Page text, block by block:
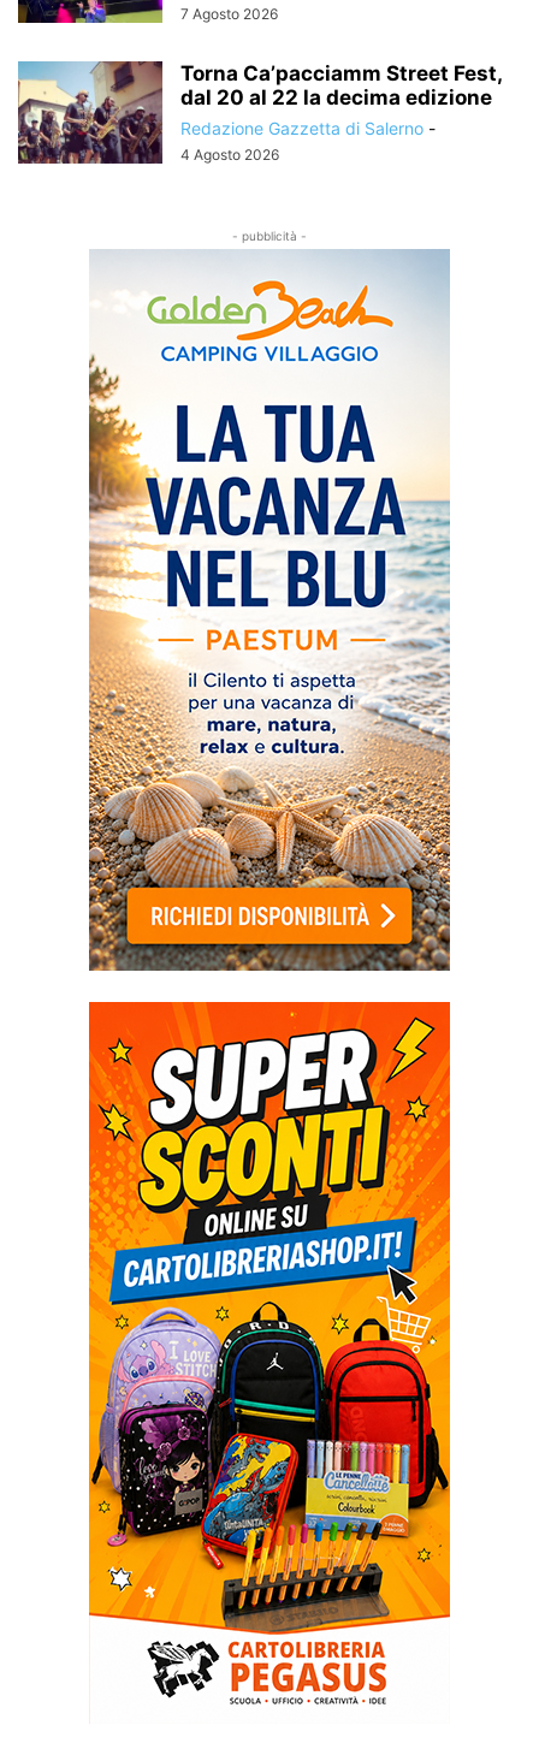
7 Agosto 2026
Torna Ca’pacciamm Street Fest,
dal 20 al 22 la decima edizione
Redazione Gazzetta di Salerno -
4 Agosto 2026
- pubblicità -